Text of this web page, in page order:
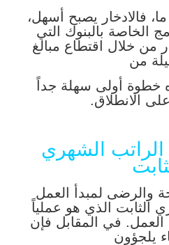
فالادخار يصبح أسهل،
الخاصة بالبنوك التي
من خلال اقتطاع مبالغ
من
خطوة أولى سهلة جداً
الانطلاق.
الراتب الشهري
والرضى لمبدأ العمل
الثابت الذي هو عملياً
العمل. في المقابل فإن
يلجؤون